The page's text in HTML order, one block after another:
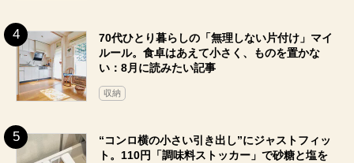
70代ひとり暮らしの「無理しない片付け」マイ
ルール。食卓はあえて小さく、ものを置かな
い：8月に読みたい記事
収納
“コンロ横の小さい引き出し”にジャストフィッ
ト。110円「調味料ストッカー」で砂糖と塩を